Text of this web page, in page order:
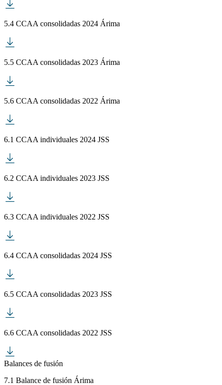
5.4 CCAA consolidadas 2024 Árima
5.5 CCAA consolidadas 2023 Árima
5.6 CCAA consolidadas 2022 Árima
6.1 CCAA individuales 2024 JSS
6.2 CCAA individuales 2023 JSS
6.3 CCAA individuales 2022 JSS
6.4 CCAA consolidadas 2024 JSS
6.5 CCAA consolidadas 2023 JSS
6.6 CCAA consolidadas 2022 JSS
Balances de fusión
7.1 Balance de fusión Árima